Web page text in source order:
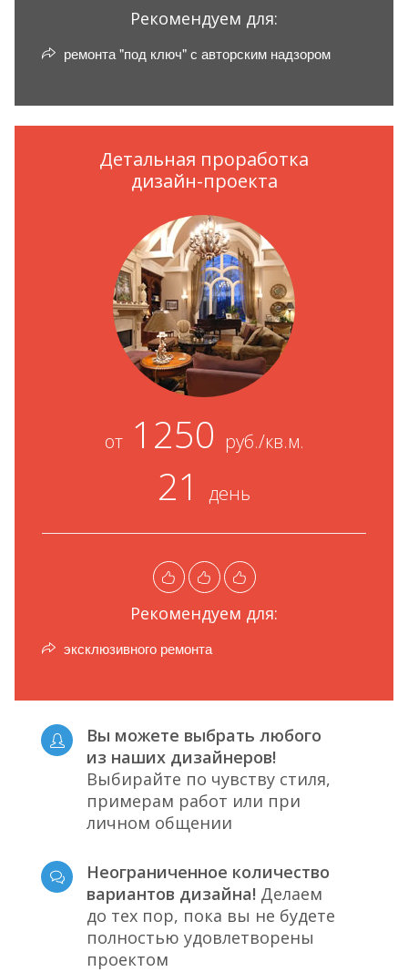
Рекомендуем для:
ремонта "под ключ" с авторским надзором
Детальная проработка
дизайн-проекта
от1250 руб./кв.м.
21 день
Рекомендуем для:
эксклюзивного ремонта
Вы можете выбрать любого
из наших дизайнеров!
Выбирайте по чувству стиля,
примерам работ или при
личном общении
Неограниченное количество
вариантов дизайна! Делаем
до тех пор, пока вы не будете
полностью удовлетворены
проектом